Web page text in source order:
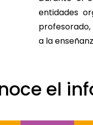
entidades
a la
el